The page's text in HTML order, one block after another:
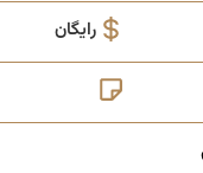
رایگان